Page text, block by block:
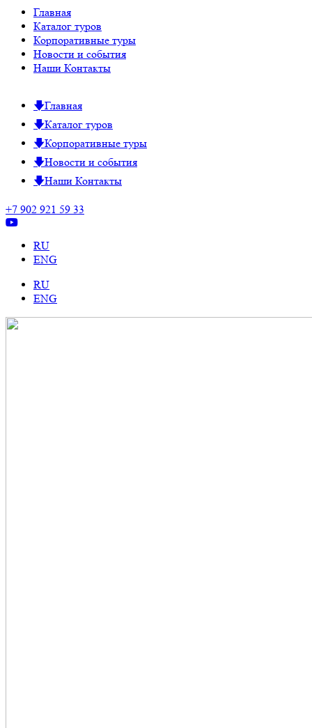
Главная
Каталог туров
Корпоративные туры
Новости и события
Наши Контакты
Главная
Каталог туров
Корпоративные туры
Новости и события
Наши Контакты
+7 902 921 59 33
RU
ENG
RU
ENG